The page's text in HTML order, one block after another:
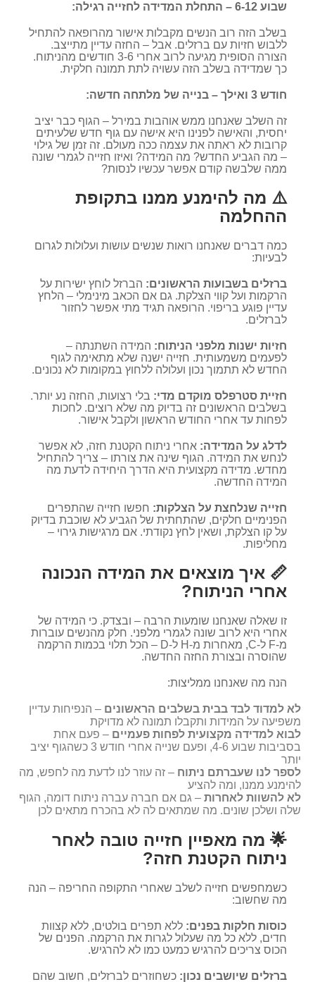
שבוע 6-12 – התחלת המדידה לחזייה רגילה:
בשלב הזה רוב הנשים מקבלות אישור מהרופאה להתחיל
ללבוש חזיות עם ברזלים. אבל – החזה עדיין מתייצב.
הצורה הסופית מגיעה לרוב אחרי 3-6 חודשים מהניתוח.
כך שמדידה בשלב הזה עשויה לתת תמונה חלקית.
חודש 3 ואילך – בנייה של מלתחה חדשה:
זה השלב שאנחנו ממש אוהבות במירל – הגוף כבר יציב
יחסית, והאישה לפנינו היא אישה עם גוף חדש שלעיתים
קרובות לא ראתה את עצמה ככה מעולם. זה זמן של גילוי
– מה הגביע החדש? מה המידה? ואיזו חזייה לגמרי שונה
ממה שלבשה קודם אפשר עכשיו לנסות?
⚠️ מה להימנע ממנו בתקופת
ההחלמה
כמה דברים שאנחנו רואות שנשים עושות ועלולות לגרום
לבעיות:
ברזלים בשבועות הראשונים: הברזל לוחץ ישירות על
הרקמות ועל קווי הצלקת. גם אם הכאב מינימלי – הלחץ
עדיין פוגע בריפוי. הרופאה תגיד מתי אפשר לחזור
לברזלים.
חזיות ישנות מלפני הניתוח: המידה השתנתה –
לפעמים משמעותית. חזייה ישנה שלא מתאימה לגוף
החדש לא תתמוך נכון ועלולה ללחוץ במקומות לא נכונים.
חזיית סטרפלס מוקדם מדי: בלי רצועות, החזה נע יותר.
בשלבים הראשונים זה בדיוק מה שלא רוצים. לחכות
לפחות עד אחרי החודש הראשון ולקבל אישור.
לדלג על המדידה: אחרי ניתוח הקטנת חזה, לא אפשר
לנחש את המידה. הגוף שינה את צורתו – צריך להתחיל
מחדש. מדידה מקצועית היא הדרך היחידה לדעת מה
המידה החדשה.
חזייה שנלחצת על הצלקות: חפשו חזייה שהתפרים
הפנימיים חלקים, שהתחתית של הגביע לא שוכבת בדיוק
על קו הצלקת, ושאין לחץ נקודתי. אם מרגישות גירוי –
מחליפות.
📏 איך מוצאים את המידה הנכונה
אחרי הניתוח?
זו שאלה שאנחנו שומעות הרבה – ובצדק. כי המידה של
אחרי היא לרוב שונה לגמרי מלפני. חלק מהנשים עוברות
מ-F ל-C, מאחרות מ-H ל-D – הכל תלוי בכמות הרקמה
שהוסרה ובצורת החזה החדשה.
הנה מה שאנחנו ממליצות:
לא למדוד לבד בבית בשלבים הראשונים – הנפיחות עדיין
משפיעה על המידות ותקבלו תמונה לא מדויקת
לבוא למדידה מקצועית לפחות פעמיים – פעם אחת
בסביבות שבוע 4-6, ופעם שנייה אחרי חודש 3 כשהגוף יציב
יותר
לספר לנו שעברתם ניתוח – זה עוזר לנו לדעת מה לחפש, מה
להימנע ממנו, ומה להציע
לא להשוות לאחרות – גם אם חברה עברה ניתוח דומה, הגוף
שלה ושלכן שונים. מה שמתאים לה לא בהכרח מתאים לכן
🌟 מה מאפיין חזייה טובה לאחר
ניתוח הקטנת חזה?
כשמחפשים חזייה לשלב שאחרי התקופה החריפה – הנה
מה שחשוב:
כוסות חלקות בפנים: ללא תפרים בולטים, ללא קצוות
חדים, ללא כל מה שעלול לגרות את הרקמה. הפנים של
הכוס צריכים להרגיש כמעט כמו לא להרגיש.
ברזלים שיושבים נכון: כשחוזרים לברזלים, חשוב שהם